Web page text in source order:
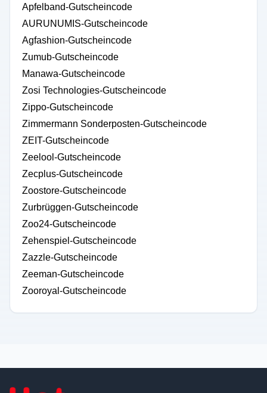
Apfelband-Gutscheincode
AURUNUMIS-Gutscheincode
Agfashion-Gutscheincode
Zumub-Gutscheincode
Manawa-Gutscheincode
Zosi Technologies-Gutscheincode
Zippo-Gutscheincode
Zimmermann Sonderposten-Gutscheincode
ZEIT-Gutscheincode
Zeelool-Gutscheincode
Zecplus-Gutscheincode
Zoostore-Gutscheincode
Zurbrüggen-Gutscheincode
Zoo24-Gutscheincode
Zehenspiel-Gutscheincode
Zazzle-Gutscheincode
Zeeman-Gutscheincode
Zooroyal-Gutscheincode